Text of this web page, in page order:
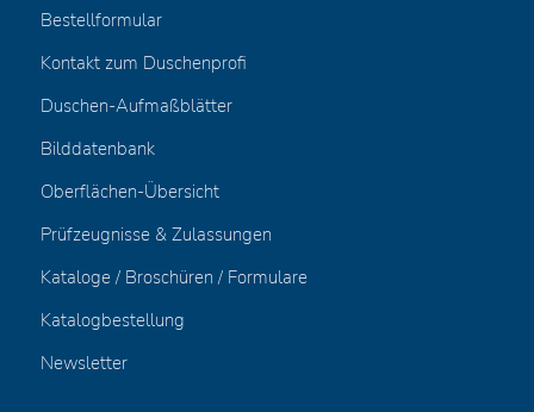
Bestellformular
Kontakt zum Duschenprofi
Duschen-Aufmaßblätter
Bilddatenbank
Oberflächen-Übersicht
Prüfzeugnisse & Zulassungen
Kataloge / Broschüren / Formulare
Katalogbestellung
Newsletter